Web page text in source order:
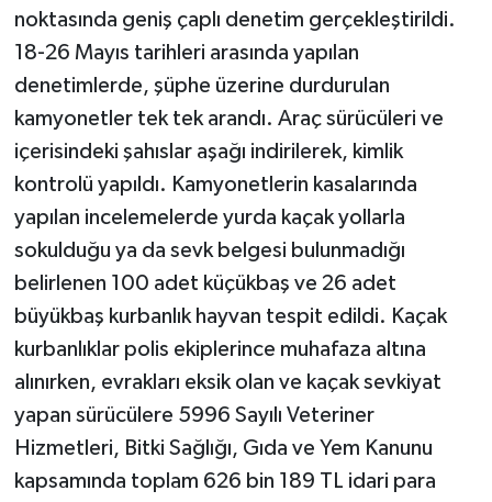
noktasında geniş çaplı denetim gerçekleştirildi.
18-26 Mayıs tarihleri arasında yapılan
denetimlerde, şüphe üzerine durdurulan
kamyonetler tek tek arandı. Araç sürücüleri ve
içerisindeki şahıslar aşağı indirilerek, kimlik
kontrolü yapıldı. Kamyonetlerin kasalarında
yapılan incelemelerde yurda kaçak yollarla
sokulduğu ya da sevk belgesi bulunmadığı
belirlenen 100 adet küçükbaş ve 26 adet
büyükbaş kurbanlık hayvan tespit edildi. Kaçak
kurbanlıklar polis ekiplerince muhafaza altına
alınırken, evrakları eksik olan ve kaçak sevkiyat
yapan sürücülere 5996 Sayılı Veteriner
Hizmetleri, Bitki Sağlığı, Gıda ve Yem Kanunu
kapsamında toplam 626 bin 189 TL idari para